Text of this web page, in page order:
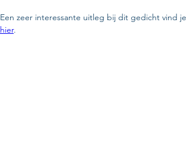
Een zeer interessante uitleg bij dit gedicht vind je
hier.